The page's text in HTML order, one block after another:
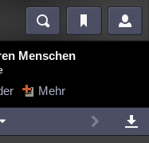
Videos
Menschen
Mehr